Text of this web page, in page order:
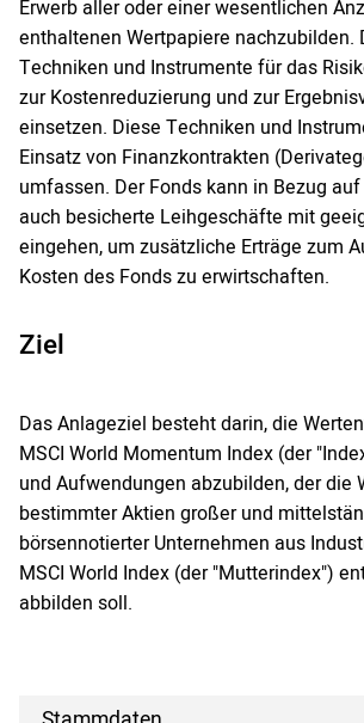
Erwerb aller oder einer wesentlichen
enthaltenen Wertpapiere nachzubilden.
Techniken und Instrumente für das
zur Kostenreduzierung und zur
einsetzen. Diese Techniken und
Einsatz von Finanzkontrakten
umfassen. Der Fonds kann in Bezug
auch besicherte Leihgeschäfte mit
eingehen, um zusätzliche Erträge zum
Kosten des Fonds zu erwirtschaften.
Ziel
Das Anlageziel besteht darin, die
MSCI World Momentum Index (der
und Aufwendungen abzubilden, der die
bestimmter Aktien großer und
börsennotierter Unternehmen aus
MSCI World Index (der "Mutterindex")
abbilden soll.